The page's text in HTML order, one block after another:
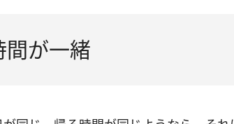
間が一緒